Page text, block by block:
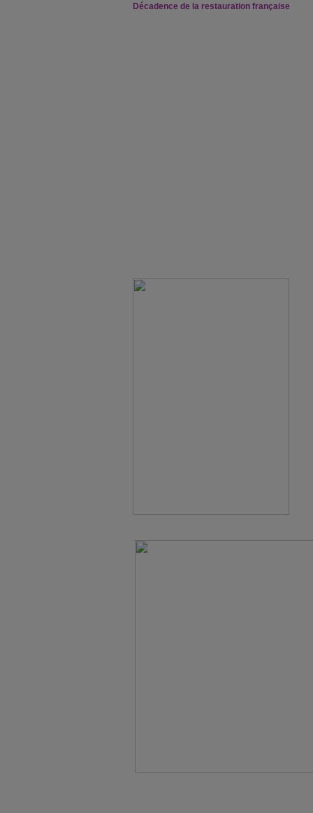
Décadence de la restauration française